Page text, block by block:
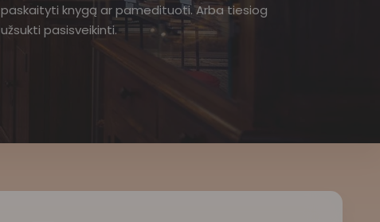
paskaityti knygą ar pamedituoti. Arba tiesiog
užsukti pasisveikinti.